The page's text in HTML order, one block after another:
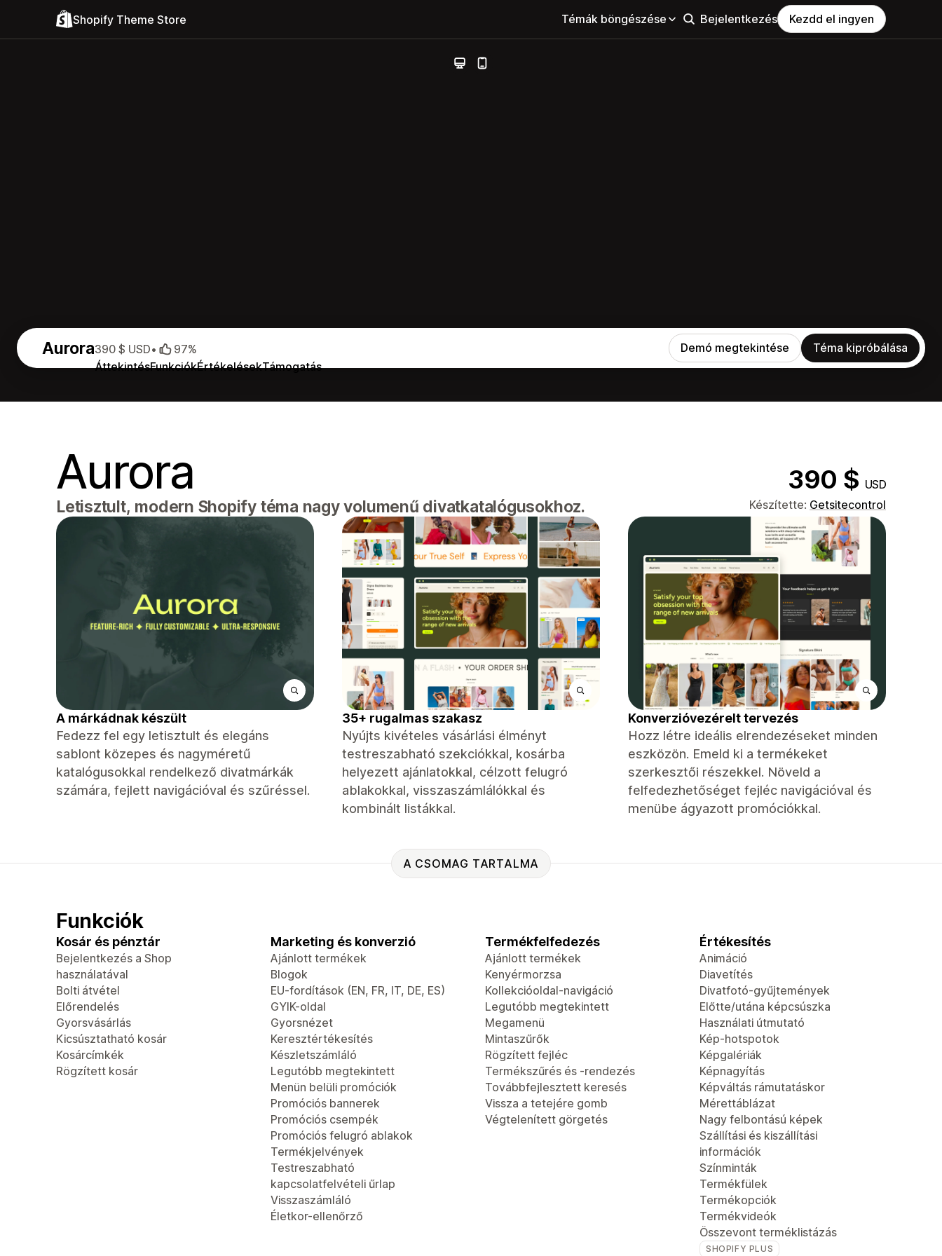
Shopify Theme Store Témák böngészése Bejelentkezés Kezdd el ingyen
Aurora
ÁttekintésFunkciókÉrtékelésekTámogatás
390 $ USD• 97% Demó megtekintése Téma kipróbálása
Aurora 390 $ USD
Letisztult, modern Shopify téma nagy volumenű divatkatalógusokhoz. Készítette: Getsitecontrol
A márkádnak készült
Fedezz fel egy letisztult és elegáns
sablont közepes és nagyméretű
katalógusokkal rendelkező divatmárkák
számára, fejlett navigációval és szűréssel.
35+ rugalmas szakasz
Nyújts kivételes vásárlási élményt
testreszabható szekciókkal, kosárba
helyezett ajánlatokkal, célzott felugró
ablakokkal, visszaszámlálókkal és
kombinált listákkal.
Konverzióvezérelt tervezés
Hozz létre ideális elrendezéseket minden
eszközön. Emeld ki a termékeket
szerkesztői részekkel. Növeld a
felfedezhetőséget fejléc navigációval és
menübe ágyazott promóciókkal.
A CSOMAG TARTALMA
Funkciók
Kosár és pénztár
Bejelentkezés a Shop
használatával
Bolti átvétel
Előrendelés
Gyorsvásárlás
Kicsúsztatható kosár
Kosárcímkék
Rögzített kosár
Marketing és konverzió
Ajánlott termékek
Blogok
EU-fordítások (EN, FR, IT, DE, ES)
GYIK-oldal
Gyorsnézet
Keresztértékesítés
Készletszámláló
Legutóbb megtekintett
Menün belüli promóciók
Promóciós bannerek
Promóciós csempék
Promóciós felugró ablakok
Termékjelvények
Testreszabható
kapcsolatfelvételi űrlap
Visszaszámláló
Életkor-ellenőrző
Termékfelfedezés
Ajánlott termékek
Kenyérmorzsa
Kollekcióoldal-navigáció
Legutóbb megtekintett
Megamenü
Mintaszűrők
Rögzített fejléc
Termékszűrés és -rendezés
Továbbfejlesztett keresés
Vissza a tetejére gomb
Végtelenített görgetés
Értékesítés
Animáció
Diavetítés
Divatfotó-gyűjtemények
Előtte/utána képcsúszka
Használati útmutató
Kép-hotspotok
Képgalériák
Képnagyítás
Képváltás rámutatáskor
Mérettáblázat
Nagy felbontású képek
Szállítási és kiszállítási
információk
Színminták
Termékfülek
Termékopciók
Termékvideók
Összevont terméklistázás
SHOPIFY PLUS